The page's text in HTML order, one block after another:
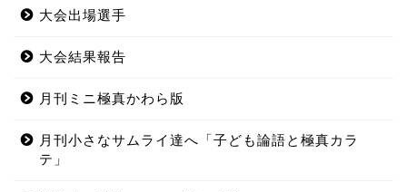
大会出場選手
大会結果報告
月刊ミニ極真かわら版
月刊小さなサムライ達へ「子ども論語と極真カラ
テ」